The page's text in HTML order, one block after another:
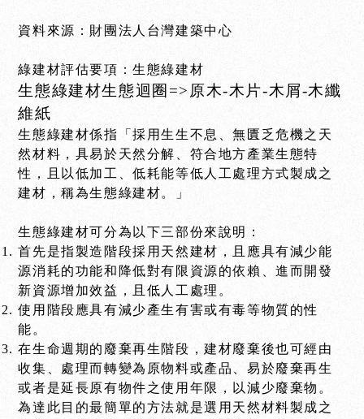
資料來源：財團法人台灣建築中心
綠建材評估要項：生態綠建材
生態綠建材生態迴圈=>原木-木片-木屑-木纖
維紙
生態綠建材係指「採用生生不息、無匱乏危機之天
然材料，具易於天然分解、符合地方產業生態特
性，且以低加工、低耗能等低人工處理方式製成之
建材，稱為生態綠建材。」
生態綠建材可分為以下三部份來說明：
首先是指製造階段採用天然建材，且應具有減少能
源消耗的功能和降低對有限資源的依賴、進而開發
新資源增加效益，且低人工處理。
使用階段應具有減少產生有害或有毒等物質的性
能。
在生命週期的廢棄再生階段，建材廢棄後也可經由
收集、處理而轉變為原物料或產品、易於廢棄再生
或者是延長原有物件之使用年限，以減少廢棄物。
為達此目的最簡單的方法就是選用天然材料製成之